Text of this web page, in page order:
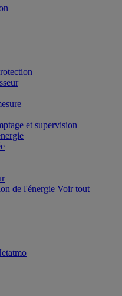
et supervision
de l'énergie Voir tout